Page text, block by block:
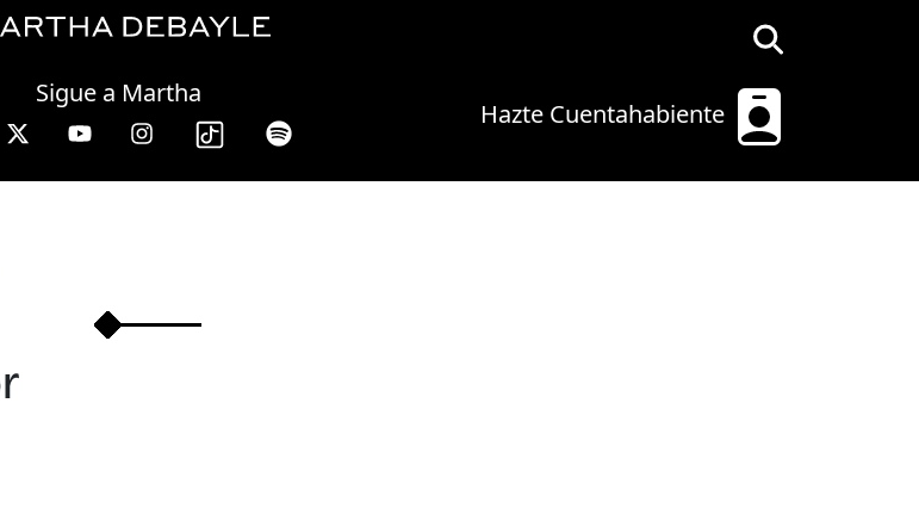
Hazte Cuentahabiente
Sigue a Martha